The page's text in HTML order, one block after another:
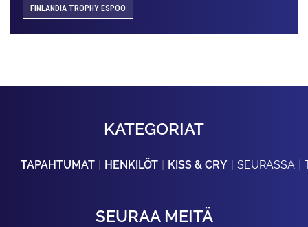
FINLANDIA TROPHY ESPOO
KATEGORIAT
TAPAHTUMAT HENKILÖT KISS & CRY SEURASSA
SEURAA MEITÄ